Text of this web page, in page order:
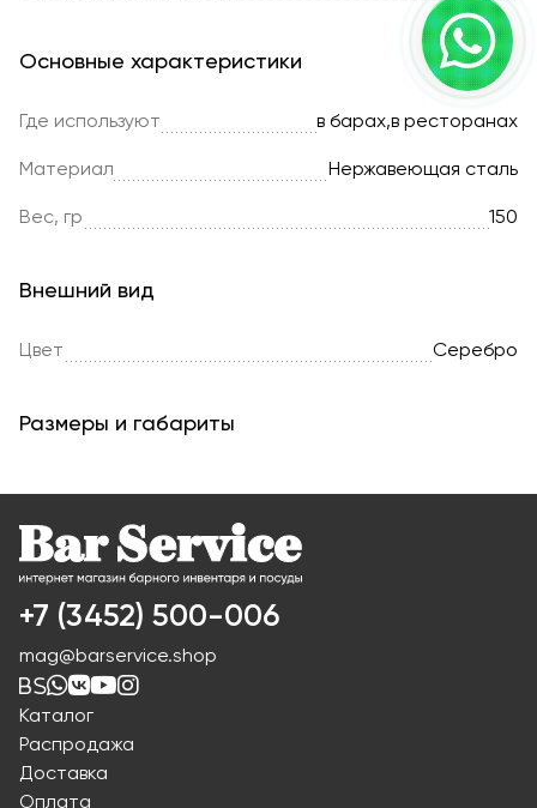
Основные характеристики
Где используют в барах,в ресторанах
Материал Нержавеющая сталь
Вес, гр 150
Внешний вид
Цвет Серебро
Размеры и габариты
+7 (3452) 500-006
mag@barservice.shop
Каталог
Распродажа
Доставка
Оплата